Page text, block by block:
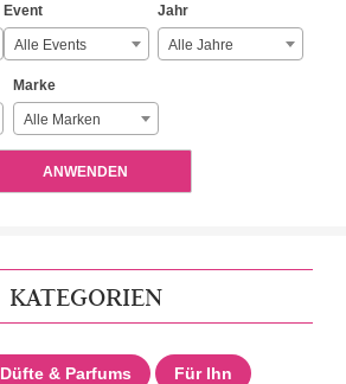
Event
Alle Events
Jahr
Alle Jahre
Marke
Alle Marken
ANWENDEN
KATEGORIEN
Düfte & Parfums Für Ihn